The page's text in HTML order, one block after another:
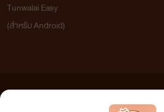
Tunwalai Easy
(สำหรับ Android)
เว็บไซต์แห่งนี้ไม่ได้เห็นด้วยและไม่ขอรับผิดชอบต่อข้อความใดๆ